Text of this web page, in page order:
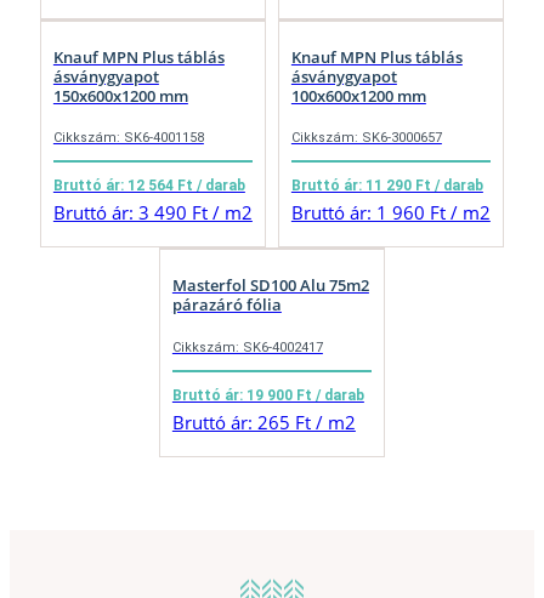
Knauf MPN Plus táblás
ásványgyapot
150x600x1200 mm
Cikkszám: SK6-4001158
Bruttó ár: 12 564 Ft / darab
Bruttó ár: 3 490 Ft / m2
Knauf MPN Plus táblás
ásványgyapot
100x600x1200 mm
Cikkszám: SK6-3000657
Bruttó ár: 11 290 Ft / darab
Bruttó ár: 1 960 Ft / m2
Masterfol SD100 Alu 75m2
párazáró fólia
Cikkszám: SK6-4002417
Bruttó ár: 19 900 Ft / darab
Bruttó ár: 265 Ft / m2